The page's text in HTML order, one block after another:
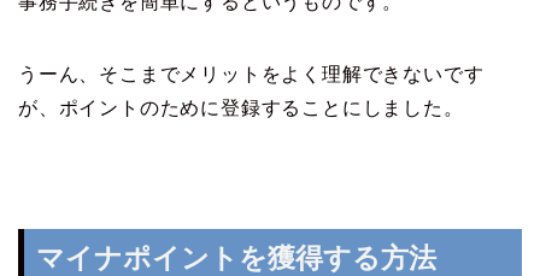
うーん、そこまでメリットをよく理解できないです
が、ポイントのために登録することにしました。
マイナポイントを獲得する方法